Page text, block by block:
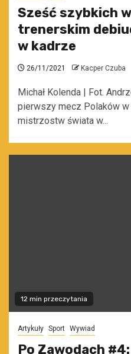
Sześć szybkich
trenerskim
w kadrze
26/11/2021 Kacper Czuba
Michał Kolenda | Fot.
pierwszy mecz Polaków w
mistrzostw świata w...
12 min przeczytania
Artykuły Sport Wywiad
Po Zawodach